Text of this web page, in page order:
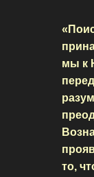
мы к
то,